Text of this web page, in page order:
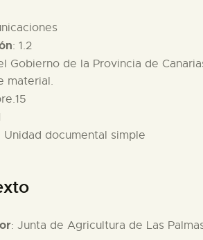
: 1.2
Gobierno de la Provincia de
material.
Unidad documental simple
: Junta de Agricultura de Las